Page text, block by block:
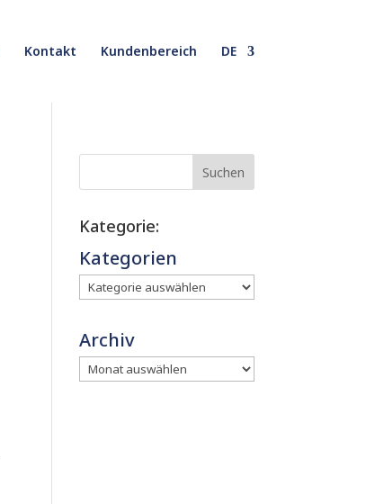
Kontakt Kundenbereich DE
Suchen
Kategorie:
Kategorien
Archiv